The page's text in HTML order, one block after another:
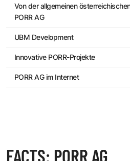
Von der allgemeinen
PORR AG
UBM Development
Innovative PORR-Projekte
PORR AG im Internet
FACTS: PORR AG